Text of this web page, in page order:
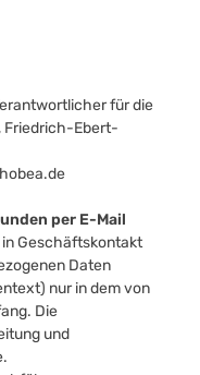
für die
Friedrich-Ebert-
per E-Mail
in Geschäftskontakt
Daten
nur in dem von
Die
und